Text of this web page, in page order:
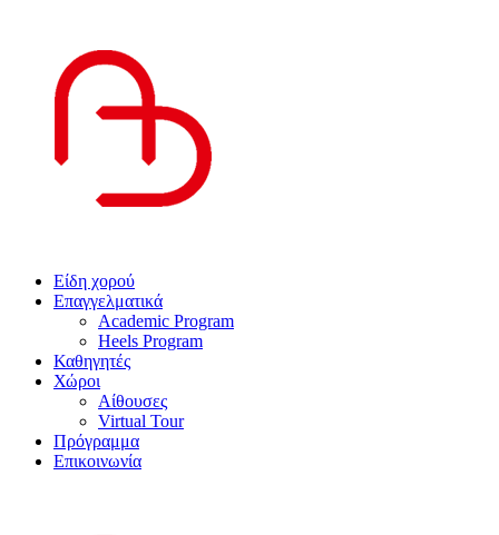
Είδη χορού
Επαγγελματικά
Academic Program
Heels Program
Καθηγητές
Χώροι
Αίθουσες
Virtual Tour
Πρόγραμμα
Επικοινωνία